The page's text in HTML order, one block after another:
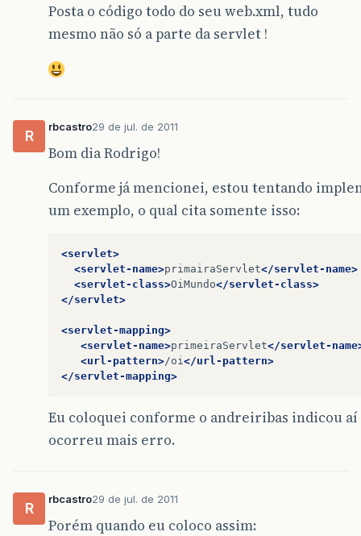
Posta o código todo do seu web.xml, tudo
mesmo não só a parte da servlet !
R
rbcastro29 de jul. de 2011
Bom dia Rodrigo!
Conforme já mencionei, estou tentando
um exemplo, o qual cita somente isso:
<servlet>
<servlet-name>primairaServlet</servlet-name>
<servlet-class>OiMundo</servlet-class>
</servlet>
<servlet-mapping>
<servlet-name>primeiraServlet</servlet-
<url-pattern>/oi </url-pattern>
</servlet-mapping>
Eu coloquei conforme o andreiribas indicou aí
ocorreu mais erro.
R
rbcastro29 de jul. de 2011
Porém quando eu coloco assim: